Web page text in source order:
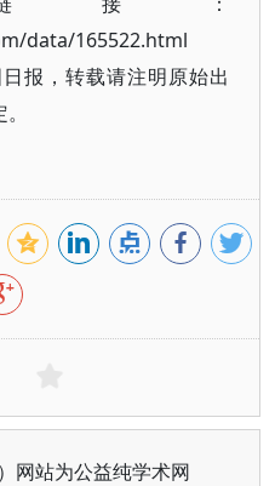
data/165522.html
报，转载请注明原始出
网站为公益纯学术网